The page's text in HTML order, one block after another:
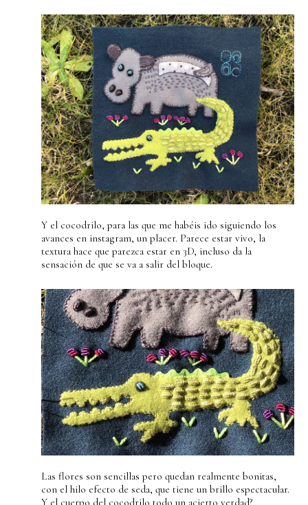
Y el cocodrilo, para las que me habéis ido siguiendo los
avances en instagram, un placer. Parece estar vivo, la
textura hace que parezca estar en 3D, incluso da la
sensación de que se va a salir del bloque.
Las flores son sencillas pero quedan realmente bonitas,
con el hilo efecto de seda, que tiene un brillo espectacular.